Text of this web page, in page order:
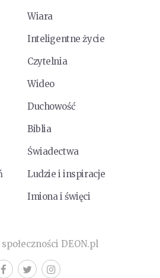
Wiara
Inteligentne życie
Czytelnia
Wideo
Duchowość
Biblia
Świadectwa
Ludzie i inspiracje
Imiona i święci
społeczności DEON.pl